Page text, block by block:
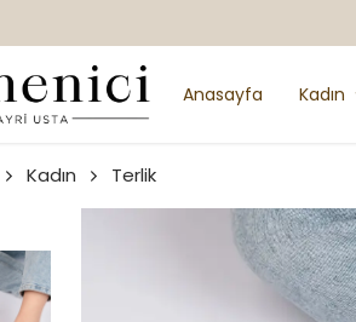
Anasayfa Kadın
Kadın Terlik